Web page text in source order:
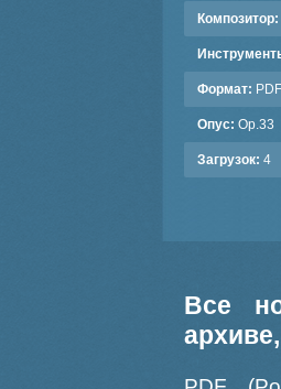
Композитор:
Формат: PDF
Опус: Op.33
Загрузок: 4
Все